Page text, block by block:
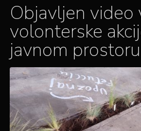
Objavljen video
volonterske
javnom prostoru